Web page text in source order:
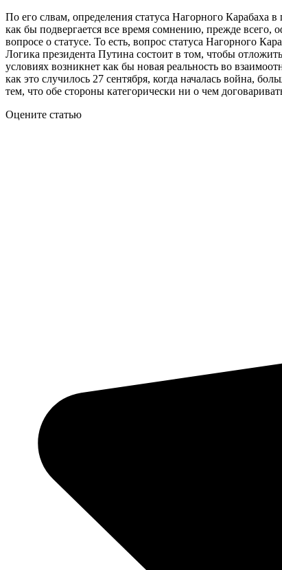
По его слвам, определения статуса Нагорного
как бы подвергается все время сомнению, прежде
вопросе о статусе. То есть, вопрос статуса Нагорного
Логика президента Путина состоит в том, чтобы
условиях возникнет как бы новая реальность во
как это случилось 27 сентября, когда началась война,
тем, что обе стороны категорически ни о чем
Оцените статью